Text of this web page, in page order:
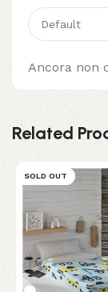
Ancora non
Related
SOLD OUT